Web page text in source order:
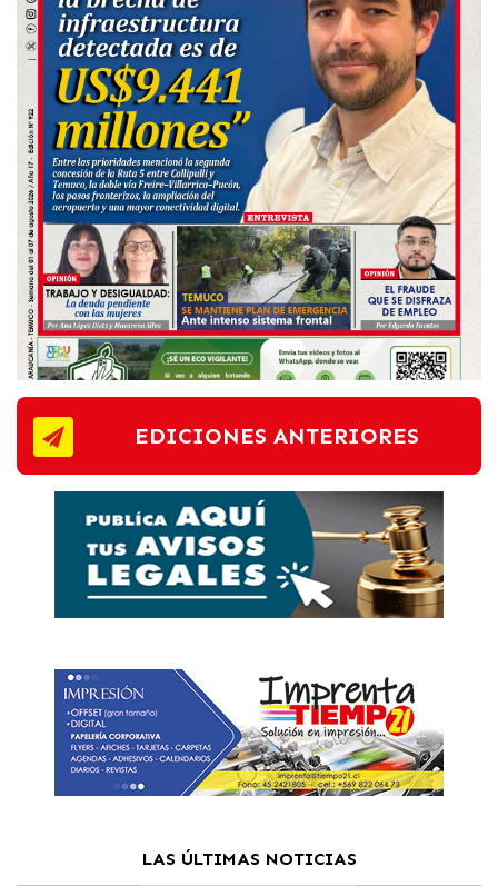
EDICIONES ANTERIORES
LAS ÚLTIMAS NOTICIAS